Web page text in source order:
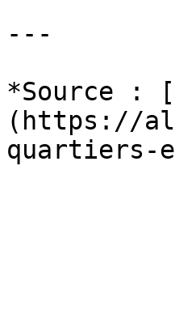
---
*Source :
(https://